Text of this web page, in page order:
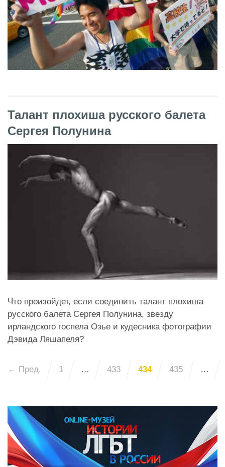
Талант плохиша русского балета
Сергея Полунина
Что произойдет, если соединить талант плохиша
русского балета Сергея Полунина, звезду
ирландского госпела Озье и кудесника фотографии
Дэвида Ляшапеля?
← Пред. 1 … 433 434 435 …